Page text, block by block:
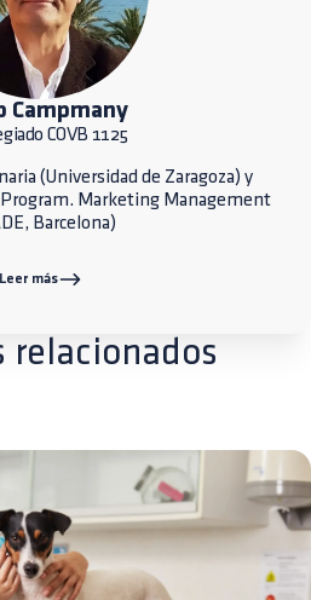
Campmany
COVB 1125
(Universidad de Zaragoza) y
Marketing Management
Barcelona)
Leer más
relacionados